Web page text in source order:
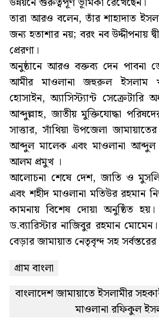
তারা আরও বলেন, তাঁর শাহাদাত
জন্য হতাশার নয়; বরং নব উদ্দীপনায়
প্রেরণা।
অনুষ্ঠানে আরও বক্তব্য দেন পাবনা
আমীর মাওলানা জহুরুল ইসলাম
হোসাইন, অ্যাসিস্ট্যান্ট
আব্দুল্লাহ, জাতীয় মুক্তিযোদ্ধা
সাত্তার, সাঁথিয়া উপজেলা
আব্দুল মালেক এবং মাওলানা আব্দুল
আলম প্রমুখ ।
আলোচনা শেষে দেশ, জাতি ও
এবং শহীদ মাওলানা মতিউর রহমান
কামনায় বিশেষ দোয়া অনুষ্ঠিত
ড.ব্যারিস্টার নাজিবুর রহমান
বেড়ার জামায়াত নেতৃবৃন্দ সহ
গ্রাম বাংলা
বাংলাদেশ জামায়াতে ইসলামীর
মাওলানা রফিকুল